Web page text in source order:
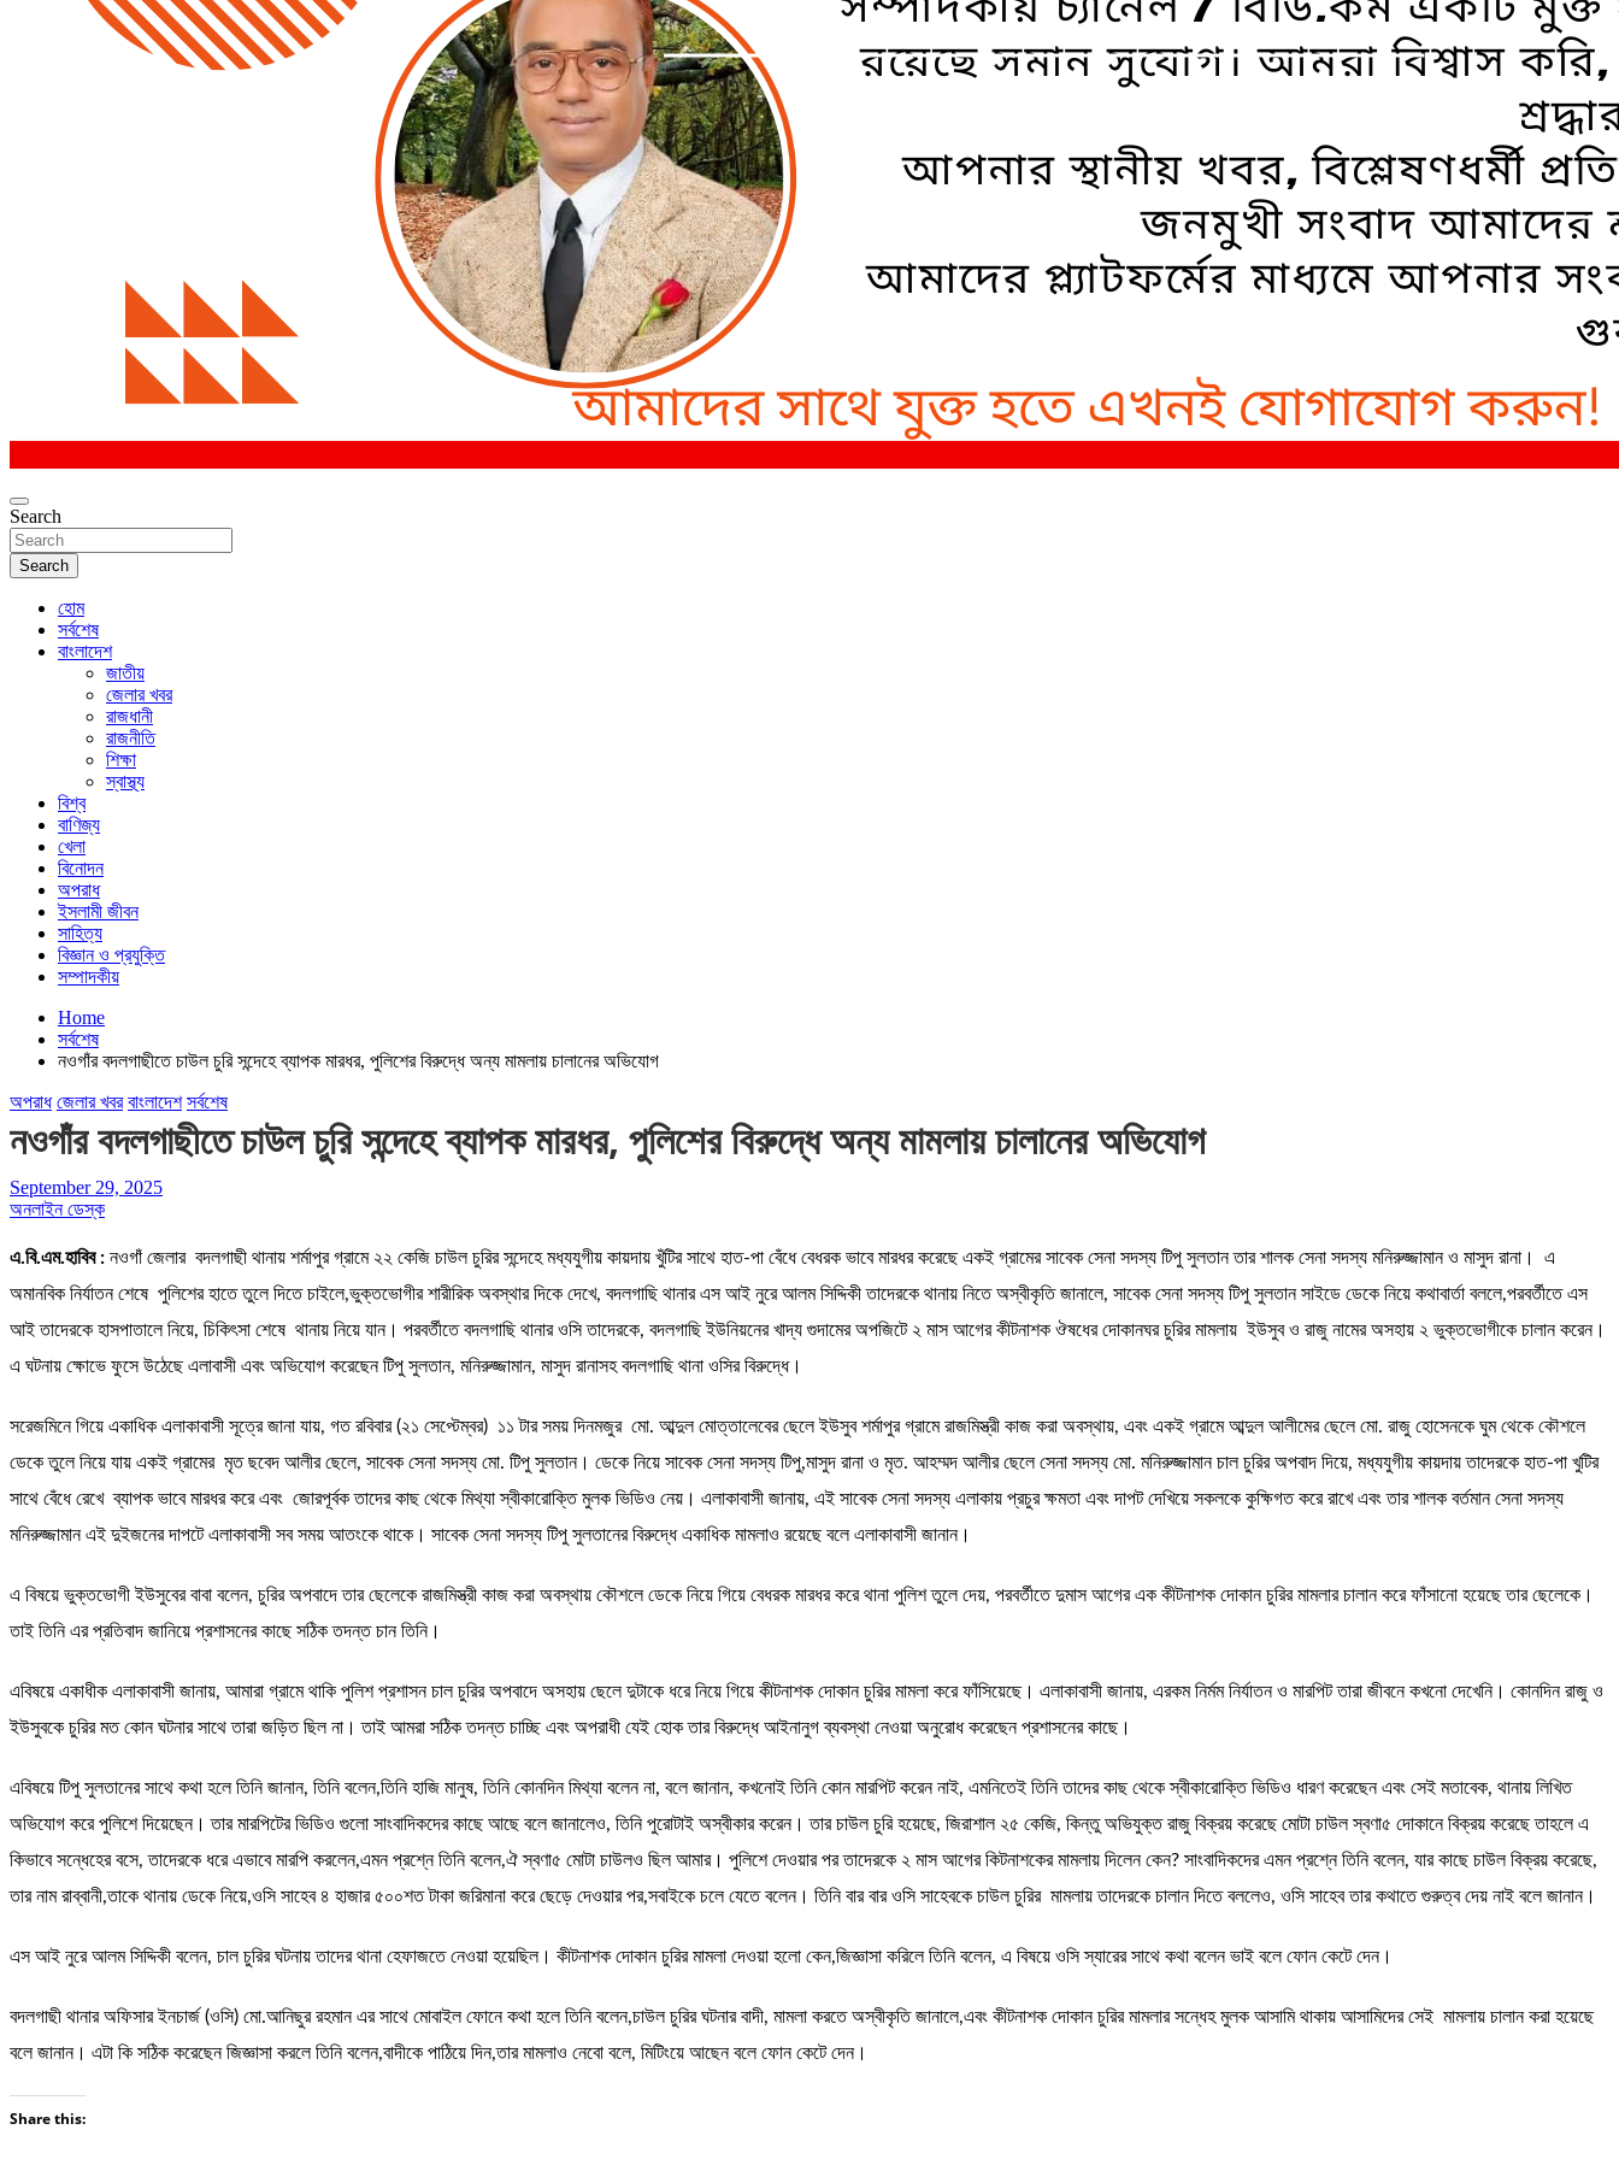
Search
Search
হোম
সর্বশেষ
বাংলাদেশ
জাতীয়
জেলার খবর
রাজধানী
রাজনীতি
শিক্ষা
স্বাস্থ্য
বিশ্ব
বাণিজ্য
খেলা
বিনোদন
অপরাধ
ইসলামী জীবন
সাহিত্য
বিজ্ঞান ও প্রযুক্তি
সম্পাদকীয়
Home
সর্বশেষ
নওগাঁর বদলগাছীতে চাউল চুরি সন্দেহে ব্যাপক মারধর, পুলিশের বিরুদ্ধে অন্য মামলায় চালানের অভিযোগ
অপরাধ জেলার খবর বাংলাদেশ সর্বশেষ
নওগাঁর বদলগাছীতে চাউল চুরি সন্দেহে ব্যাপক মারধর, পুলিশের বিরুদ্ধে অন্য মামলায় চালানের অভিযোগ
September 29, 2025
অনলাইন ডেস্ক
এ.বি.এম.হাবিব : নওগাঁ জেলার বদলগাছী থানায় শর্মাপুর গ্রামে ২২ কেজি চাউল চুরির সন্দেহে মধ্যযুগীয় কায়দায় খুঁটির সাথে হাত-পা বেঁধে বেধরক ভাবে মারধর করেছে একই গ্রামের সাবেক সেনা সদস্য টিপু সুলতান তার শালক সেনা সদস্য মনিরুজ্জামান ও মাসুদ রানা। এ
অমানবিক নির্যাতন শেষে পুলিশের হাতে তুলে দিতে চাইলে,ভুক্তভোগীর শারীরিক অবস্থার দিকে দেখে, বদলগাছি থানার এস আই নুরে আলম সিদ্দিকী তাদেরকে থানায় নিতে অস্বীকৃতি জানালে, সাবেক সেনা সদস্য টিপু সুলতান সাইডে ডেকে নিয়ে কথাবার্তা বললে,পরবর্তীতে এস
আই তাদেরকে হাসপাতালে নিয়ে, চিকিৎসা শেষে থানায় নিয়ে যান। পরবর্তীতে বদলগাছি থানার ওসি তাদেরকে, বদলগাছি ইউনিয়নের খাদ্য গুদামের অপজিটে ২ মাস আগের কীটনাশক ঔষধের দোকানঘর চুরির মামলায় ইউসুব ও রাজু নামের অসহায় ২ ভুক্তভোগীকে চালান করেন।
এ ঘটনায় ক্ষোভে ফুসে উঠেছে এলাবাসী এবং অভিযোগ করেছেন টিপু সুলতান, মনিরুজ্জামান, মাসুদ রানাসহ বদলগাছি থানা ওসির বিরুদ্ধে।
সরেজমিনে গিয়ে একাধিক এলাকাবাসী সূত্রে জানা যায়, গত রবিবার (২১ সেপ্টেম্বর) ১১ টার সময় দিনমজুর মো. আব্দুল মোত্তালেবের ছেলে ইউসুব শর্মাপুর গ্রামে রাজমিস্ত্রী কাজ করা অবস্থায়, এবং একই গ্রামে আব্দুল আলীমের ছেলে মো. রাজু হোসেনকে ঘুম থেকে কৌশলে
ডেকে তুলে নিয়ে যায় একই গ্রামের মৃত ছবেদ আলীর ছেলে, সাবেক সেনা সদস্য মো. টিপু সুলতান। ডেকে নিয়ে সাবেক সেনা সদস্য টিপু,মাসুদ রানা ও মৃত. আহম্মদ আলীর ছেলে সেনা সদস্য মো. মনিরুজ্জামান চাল চুরির অপবাদ দিয়ে, মধ্যযুগীয় কায়দায় তাদেরকে হাত-পা খুটির
সাথে বেঁধে রেখে ব্যাপক ভাবে মারধর করে এবং জোরপূর্বক তাদের কাছ থেকে মিথ্যা স্বীকারোক্তি মুলক ভিডিও নেয়। এলাকাবাসী জানায়, এই সাবেক সেনা সদস্য এলাকায় প্রচুর ক্ষমতা এবং দাপট দেখিয়ে সকলকে কুক্ষিগত করে রাখে এবং তার শালক বর্তমান সেনা সদস্য
মনিরুজ্জামান এই দুইজনের দাপটে এলাকাবাসী সব সময় আতংকে থাকে। সাবেক সেনা সদস্য টিপু সুলতানের বিরুদ্ধে একাধিক মামলাও রয়েছে বলে এলাকাবাসী জানান।
এ বিষয়ে ভুক্তভোগী ইউসুবের বাবা বলেন, চুরির অপবাদে তার ছেলেকে রাজমিস্ত্রী কাজ করা অবস্থায় কৌশলে ডেকে নিয়ে গিয়ে বেধরক মারধর করে থানা পুলিশ তুলে দেয়, পরবর্তীতে দুমাস আগের এক কীটনাশক দোকান চুরির মামলার চালান করে ফাঁসানো হয়েছে তার ছেলেকে।
তাই তিনি এর প্রতিবাদ জানিয়ে প্রশাসনের কাছে সঠিক তদন্ত চান তিনি।
এবিষয়ে একাধীক এলাকাবাসী জানায়, আমারা গ্রামে থাকি পুলিশ প্রশাসন চাল চুরির অপবাদে অসহায় ছেলে দুটাকে ধরে নিয়ে গিয়ে কীটনাশক দোকান চুরির মামলা করে ফাঁসিয়েছে। এলাকাবাসী জানায়, এরকম নির্মম নির্যাতন ও মারপিট তারা জীবনে কখনো দেখেনি। কোনদিন রাজু ও
ইউসুবকে চুরির মত কোন ঘটনার সাথে তারা জড়িত ছিল না। তাই আমরা সঠিক তদন্ত চাচ্ছি এবং অপরাধী যেই হোক তার বিরুদ্ধে আইনানুগ ব্যবস্থা নেওয়া অনুরোধ করেছেন প্রশাসনের কাছে।
এবিষয়ে টিপু সুলতানের সাথে কথা হলে তিনি জানান, তিনি বলেন,তিনি হাজি মানুষ, তিনি কোনদিন মিথ্যা বলেন না, বলে জানান, কখনোই তিনি কোন মারপিট করেন নাই, এমনিতেই তিনি তাদের কাছ থেকে স্বীকারোক্তি ভিডিও ধারণ করেছেন এবং সেই মতাবেক, থানায় লিখিত
অভিযোগ করে পুলিশে দিয়েছেন। তার মারপিটের ভিডিও গুলো সাংবাদিকদের কাছে আছে বলে জানালেও, তিনি পুরোটাই অস্বীকার করেন। তার চাউল চুরি হয়েছে, জিরাশাল ২৫ কেজি, কিন্তু অভিযুক্ত রাজু বিক্রয় করেছে মোটা চাউল স্বণা৫ দোকানে বিক্রয় করেছে তাহলে এ
কিভাবে সন্ধেহের বসে, তাদেরকে ধরে এভাবে মারপি করলেন,এমন প্রশ্নে তিনি বলেন,ঐ স্বণা৫ মোটা চাউলও ছিল আমার। পুলিশে দেওয়ার পর তাদেরকে ২ মাস আগের কিটনাশকের মামলায় দিলেন কেন? সাংবাদিকদের এমন প্রশ্নে তিনি বলেন, যার কাছে চাউল বিক্রয় করেছে,
তার নাম রাব্বানী,তাকে থানায় ডেকে নিয়ে,ওসি সাহেব ৪ হাজার ৫০০শত টাকা জরিমানা করে ছেড়ে দেওয়ার পর,সবাইকে চলে যেতে বলেন। তিনি বার বার ওসি সাহেবকে চাউল চুরির মামলায় তাদেরকে চালান দিতে বললেও, ওসি সাহেব তার কথাতে গুরুত্ব দেয় নাই বলে জানান।
এস আই নুরে আলম সিদ্দিকী বলেন, চাল চুরির ঘটনায় তাদের থানা হেফাজতে নেওয়া হয়েছিল। কীটনাশক দোকান চুরির মামলা দেওয়া হলো কেন,জিজ্ঞাসা করিলে তিনি বলেন, এ বিষয়ে ওসি স্যারের সাথে কথা বলেন ভাই বলে ফোন কেটে দেন।
বদলগাছী থানার অফিসার ইনচার্জ (ওসি) মো.আনিছুর রহমান এর সাথে মোবাইল ফোনে কথা হলে তিনি বলেন,চাউল চুরির ঘটনার বাদী, মামলা করতে অস্বীকৃতি জানালে,এবং কীটনাশক দোকান চুরির মামলার সন্ধেহ মুলক আসামি থাকায় আসামিদের সেই মামলায় চালান করা হয়েছে
বলে জানান। এটা কি সঠিক করেছেন জিজ্ঞাসা করলে তিনি বলেন,বাদীকে পাঠিয়ে দিন,তার মামলাও নেবো বলে, মিটিংয়ে আছেন বলে ফোন কেটে দেন।
Share this: